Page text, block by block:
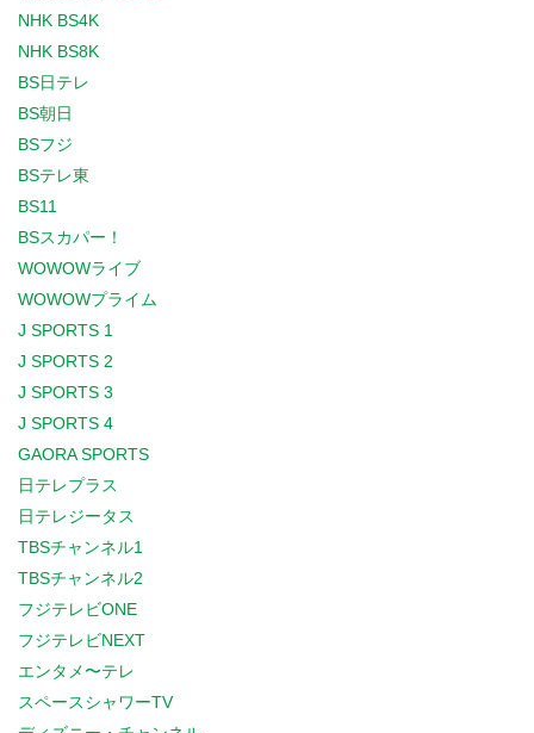
NHK BS4K
NHK BS8K
BS日テレ
BS朝日
BSフジ
BSテレ東
BS11
BSスカパー！
WOWOWライブ
WOWOWプライム
J SPORTS 1
J SPORTS 2
J SPORTS 3
J SPORTS 4
GAORA SPORTS
日テレプラス
日テレジータス
TBSチャンネル1
TBSチャンネル2
フジテレビONE
フジテレビNEXT
エンタメ〜テレ
スペースシャワーTV